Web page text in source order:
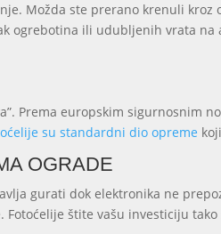
Možda ste prerano krenuli
ogrebotina ili udubljenih vrata
Prema europskim sigurnosnim
su standardni dio opreme
OGRADE
gurati dok elektronika ne
štite vašu investiciju